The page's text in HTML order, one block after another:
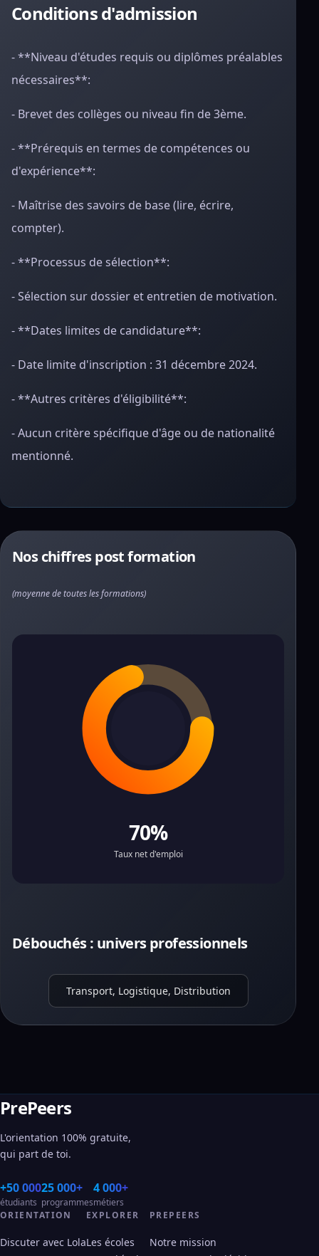
Conditions d'admission
- **Niveau d'études requis ou diplômes préalables
nécessaires**:
- Brevet des collèges ou niveau fin de 3ème.
- **Prérequis en termes de compétences ou
d'expérience**:
- Maîtrise des savoirs de base (lire, écrire,
compter).
- **Processus de sélection**:
- Sélection sur dossier et entretien de motivation.
- **Dates limites de candidature**:
- Date limite d'inscription : 31 décembre 2024.
- **Autres critères d'éligibilité**:
- Aucun critère spécifique d'âge ou de nationalité
mentionné.
Nos chiffres post formation
(moyenne de toutes les formations)
70%
Taux net d'emploi
Débouchés : univers professionnels
Transport, Logistique, Distribution
PrePeers
L'orientation 100% gratuite,
qui part de toi.
+50 000
étudiants
25 000+
programmes
4 000+
métiers
ORIENTATION
Discuter avec Lola
EXPLORER
Les écoles
PREPEERS
Notre mission